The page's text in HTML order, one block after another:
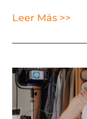
Leer Más >>